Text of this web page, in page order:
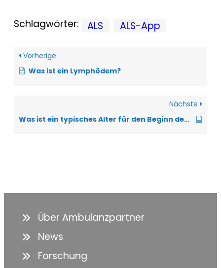
Schlagwörter: ALS ALS-App
Vorherige
Was ist ein Lymphödem?
Nächste
Was ist ein typisches Alter für den Beginn der ALS?
Über Ambulanzpartner
News
Forschung